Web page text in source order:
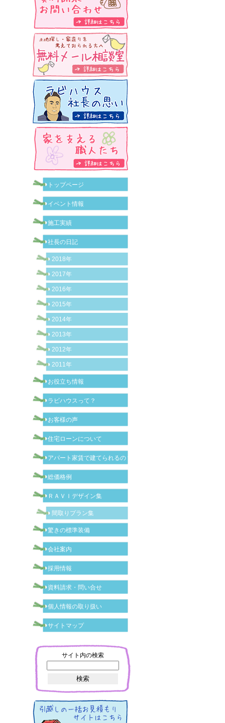
トップページ
イベント情報
施工実績
社長の日記
2018年
2017年
2016年
2015年
2014年
2013年
2012年
2011年
お役立ち情報
ラビハウスって？
お客様の声
住宅ローンについて
アパート家賃で建てられるの？
総価格例
ＲＡＶＩデザイン集
間取りプラン集
驚きの標準装備
会社案内
採用情報
資料請求・問い合せ
個人情報の取り扱い
サイトマップ
サイト内の検索